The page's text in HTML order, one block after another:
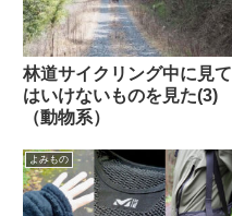
林道サイクリング中に見て
はいけないものを見た(3)
（動物系）
よみもの